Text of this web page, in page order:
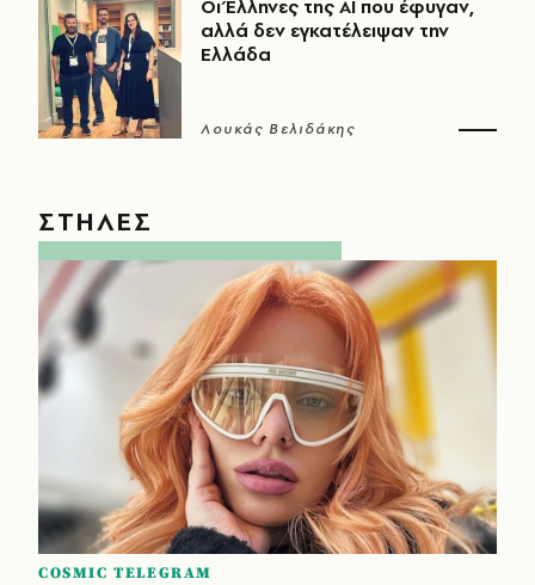
Οι Έλληνες της ΑΙ που έφυγαν,
αλλά δεν εγκατέλειψαν την
Ελλάδα
Λουκάς Βελιδάκης
ΣΤΗΛΕΣ
COSMIC TELEGRAM